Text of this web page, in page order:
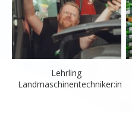
Lehrling
Landmaschinentechniker:in